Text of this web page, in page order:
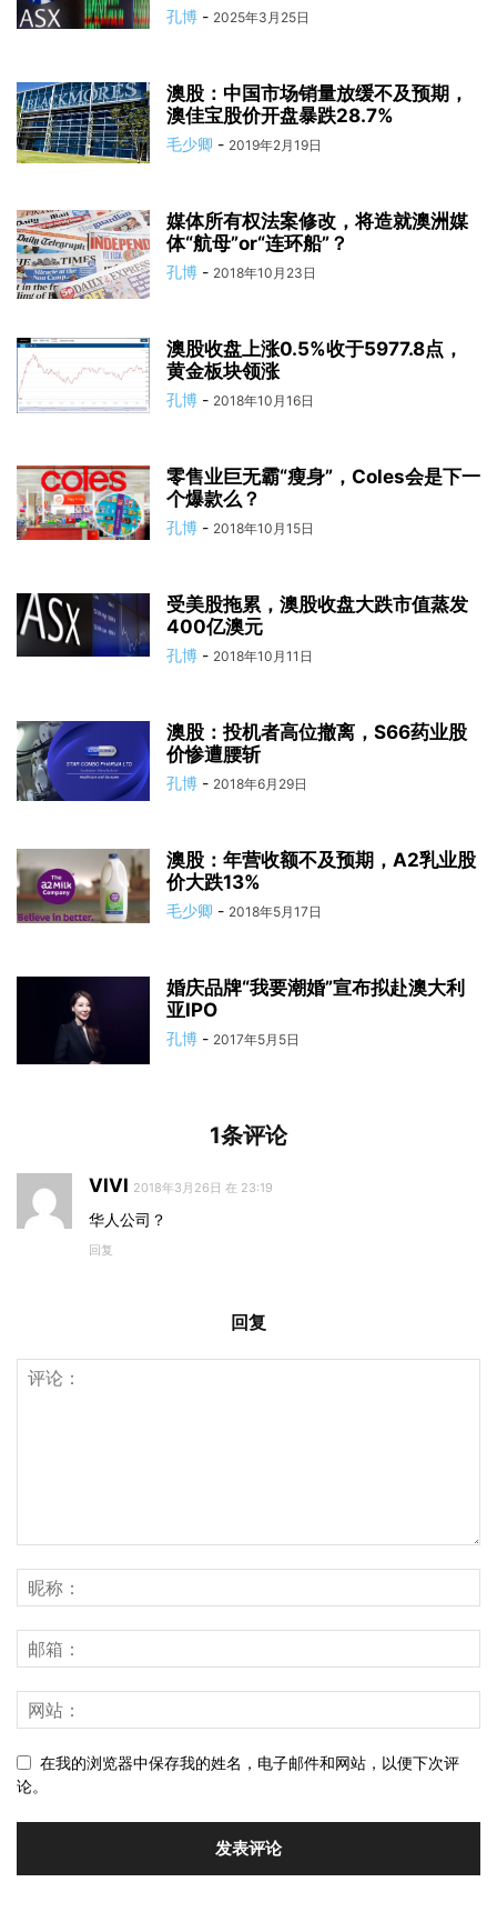
孔博 - 2025年3月25日
澳股：中国市场销量放缓不及预期，
澳佳宝股价开盘暴跌28.7%
毛少卿 - 2019年2月19日
媒体所有权法案修改，将造就澳洲媒
体“航母”or“连环船”？
孔博 - 2018年10月23日
澳股收盘上涨0.5%收于5977.8点，
黄金板块领涨
孔博 - 2018年10月16日
零售业巨无霸“瘦身”，Coles会是下一
个爆款么？
孔博 - 2018年10月15日
受美股拖累，澳股收盘大跌市值蒸发
400亿澳元
孔博 - 2018年10月11日
澳股：投机者高位撤离，S66药业股
价惨遭腰斩
孔博 - 2018年6月29日
澳股：年营收额不及预期，A2乳业股
价大跌13%
毛少卿 - 2018年5月17日
婚庆品牌“我要潮婚”宣布拟赴澳大利
亚IPO
孔博 - 2017年5月5日
1条评论
VIVI 2018年3月26日 在 23:19
华人公司？
回复
回复
在我的浏览器中保存我的姓名，电子邮件和网站，以便下次评
论。